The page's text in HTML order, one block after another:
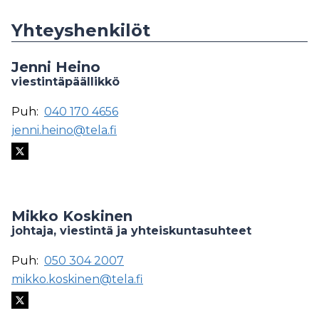
Yhteyshenkilöt
Jenni Heino
viestintäpäällikkö
Puh: 040 170 4656
jenni.heino@tela.fi
Mikko Koskinen
johtaja, viestintä ja yhteiskuntasuhteet
Puh: 050 304 2007
mikko.koskinen@tela.fi